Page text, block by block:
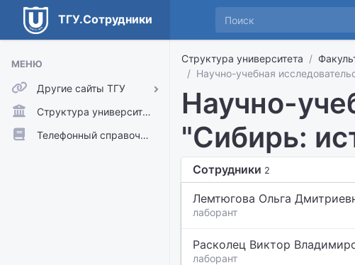
ТГУ.Сотрудники
МЕНЮ
Другие сайты ТГУ
ТГУ.Аккаунты
ТГУ.Расписание
Структура университета
Телефонный справочник
Структура университета
Научно-учебная
Научно-
"Сибирь:
Сотрудники 2
Лемтюгова Ольга
лаборант
Расколец Виктор
лаборант